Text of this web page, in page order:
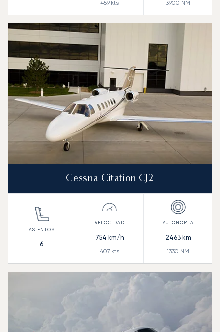
459 kts 3900 NM
Cessna Citation CJ2
6
754 km/h
407 kts
2463km
1330 NM